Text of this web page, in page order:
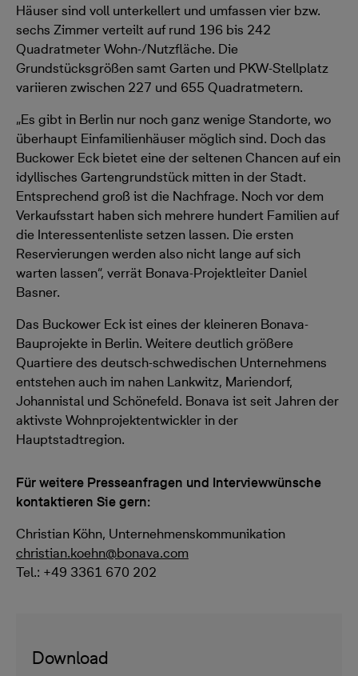
Häuser sind voll unterkellert und umfassen vier bzw.
sechs Zimmer verteilt auf rund 196 bis 242
Quadratmeter Wohn-/Nutzfläche. Die
Grundstücksgrößen samt Garten und PKW-Stellplatz
variieren zwischen 227 und 655 Quadratmetern.
„Es gibt in Berlin nur noch ganz wenige Standorte, wo
überhaupt Einfamilienhäuser möglich sind. Doch das
Buckower Eck bietet eine der seltenen Chancen auf ein
idyllisches Gartengrundstück mitten in der Stadt.
Entsprechend groß ist die Nachfrage. Noch vor dem
Verkaufsstart haben sich mehrere hundert Familien auf
die Interessentenliste setzen lassen. Die ersten
Reservierungen werden also nicht lange auf sich
warten lassen“, verrät Bonava-Projektleiter Daniel
Basner.
Das Buckower Eck ist eines der kleineren Bonava-
Bauprojekte in Berlin. Weitere deutlich größere
Quartiere des deutsch-schwedischen Unternehmens
entstehen auch im nahen Lankwitz, Mariendorf,
Johannistal und Schönefeld. Bonava ist seit Jahren der
aktivste Wohnprojektentwickler in der
Hauptstadtregion.
Für weitere Presseanfragen und Interviewwünsche
kontaktieren Sie gern:
Christian Köhn, Unternehmenskommunikation
christian.koehn@bonava.com
Tel.: +49 3361 670 202
Download